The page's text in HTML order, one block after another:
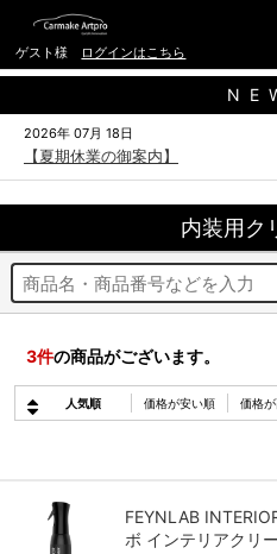
N E
2026年 07月 18日
【夏期休業の御案内】
ゲスト様 ログインはこちら
内装用ク
3件の商品がございます。
人気順 価格が安い順 価格
FEYNLAB
ボ インテリアクリ